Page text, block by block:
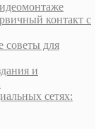
контакт с
советы для
и
сетях: